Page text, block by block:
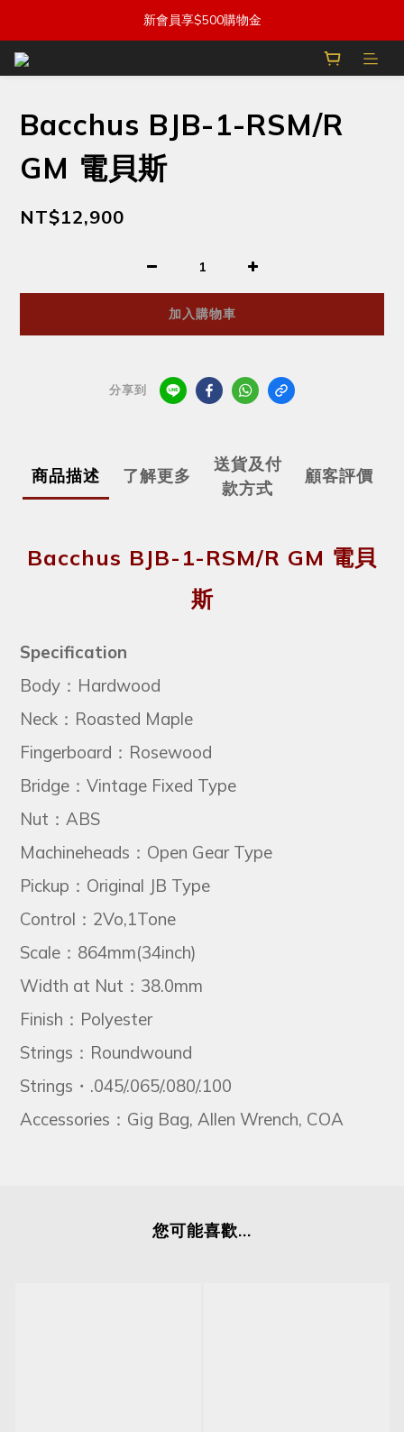
新會員享$500購物金
Bacchus BJB-1-RSM/R
GM 電貝斯
NT$12,900
加入購物車
分享到
商品描述 了解更多
送貨及付
款方式
顧客評價
Bacchus BJB-1-RSM/R GM 電貝
斯
Specification
Body：Hardwood
Neck：Roasted Maple
Fingerboard：Rosewood
Bridge：Vintage Fixed Type
Nut：ABS
Machineheads：Open Gear Type
Pickup：Original JB Type
Control：2Vo,1Tone
Scale：864mm(34inch)
Width at Nut：38.0mm
Finish：Polyester
Strings：Roundwound
Strings・.045/.065/.080/.100
Accessories ： Gig Bag, Allen Wrench, COA
您可能喜歡...